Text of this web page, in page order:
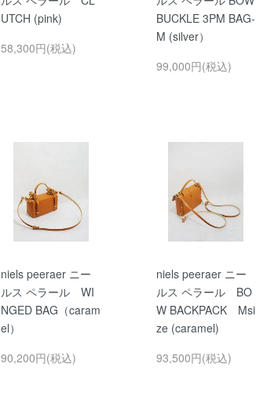
UTCH (pink)
58,300円(税込)
BUCKLE 3PM BAG-
M (silver）
99,000円(税込)
niels peeraer ニー
ルス ペラール WI
NGED BAG（caram
el）
90,200円(税込)
niels peeraer ニー
ルス ペラール BO
W BACKPACK Msi
ze (caramel)
93,500円(税込)